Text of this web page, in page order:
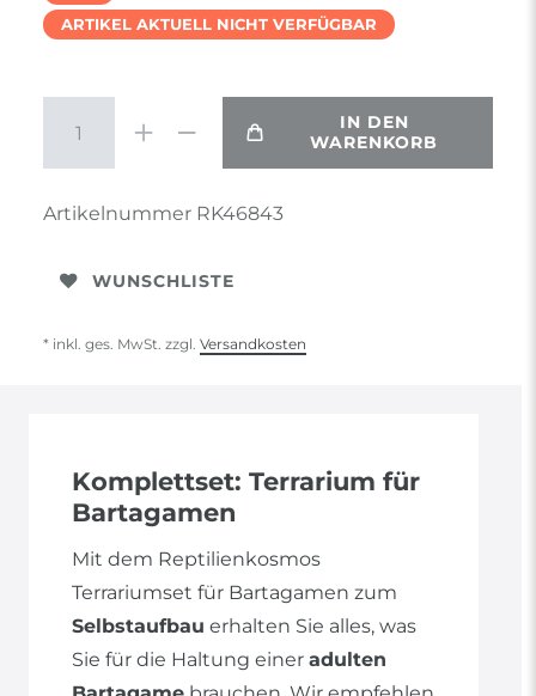
ARTIKEL AKTUELL NICHT VERFÜGBAR
IN DEN
WARENKORB
Artikelnummer RK46843
WUNSCHLISTE
* inkl. ges. MwSt. zzgl. Versandkosten
Komplettset: Terrarium für
Bartagamen
Mit dem Reptilienkosmos
Terrariumset für Bartagamen zum
Selbstaufbau erhalten Sie alles, was
Sie für die Haltung einer adulten